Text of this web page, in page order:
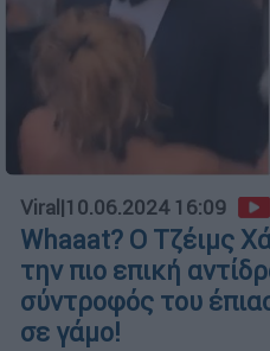
Viral |10.06.2024 16:09
Whaaat? Ο Τζέιμς
την πιο επική
σύντροφός του
σε γάμο!